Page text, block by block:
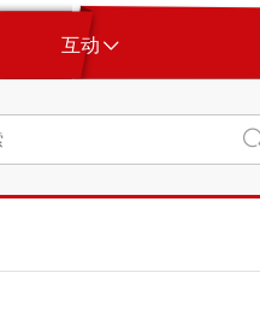
互动